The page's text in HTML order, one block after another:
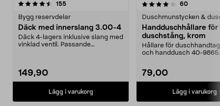
155recensioner
Bygg reservdelar
Däck med innerslang 3.00-4
Däck 4-lagers inklusive slang med
vinklad ventil. Passande
149,90
Lägg i varukorg
4.0 av 5 stjärnor 60
Duschmunstycken &
Handduschhållare
duschstång, krom
Hållare för
och handdusch 40-
79,00
Lägg i varukorg
4.0 av 5 stjärnor